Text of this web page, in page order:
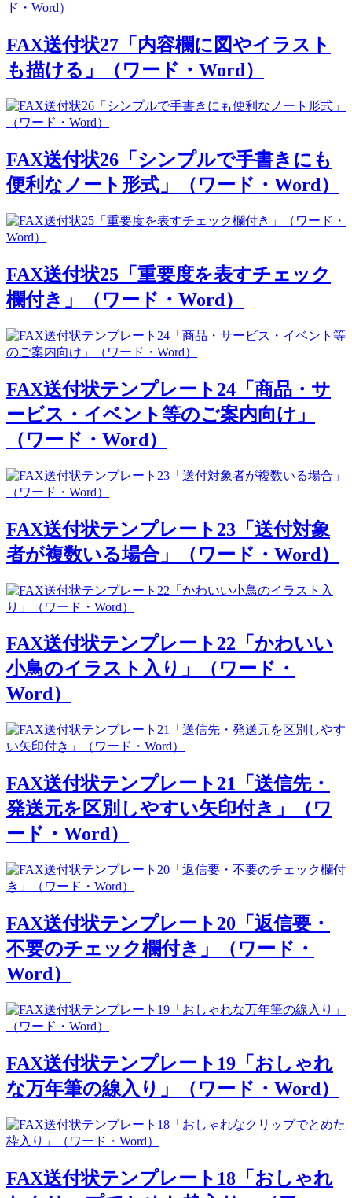
FAX送付状27「内容欄に図やイラスト
も描ける」（ワード・Word）
FAX送付状26「シンプルで手書きにも
便利なノート形式」（ワード・Word）
FAX送付状25「重要度を表すチェック
欄付き」（ワード・Word）
FAX送付状テンプレート24「商品・サ
ービス・イベント等のご案内向け」
（ワード・Word）
FAX送付状テンプレート23「送付対象
者が複数いる場合」（ワード・Word）
FAX送付状テンプレート22「かわいい
小鳥のイラスト入り」（ワード・
Word）
FAX送付状テンプレート21「送信先・
発送元を区別しやすい矢印付き」（ワ
ード・Word）
FAX送付状テンプレート20「返信要・
不要のチェック欄付き」（ワード・
Word）
FAX送付状テンプレート19「おしゃれ
な万年筆の線入り」（ワード・Word）
FAX送付状テンプレート18「おしゃれ